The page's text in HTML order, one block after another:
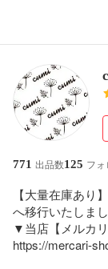
771 出品数125 フォ
【大量在庫あり
へ移行いたしまし
▼当店【メルカ
https://mercari-